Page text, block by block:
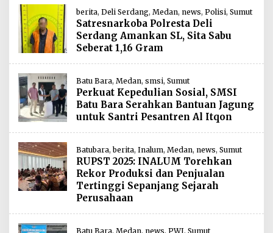
berita, Deli Serdang, Medan, news, Polisi, Sumut
Satresnarkoba Polresta Deli
Serdang Amankan SL, Sita Sabu
Seberat 1,16 Gram
Batu Bara, Medan, smsi, Sumut
Perkuat Kepedulian Sosial, SMSI
Batu Bara Serahkan Bantuan Jagung
untuk Santri Pesantren Al Itqon
Batubara,berita, Inalum, Medan, news, Sumut
RUPST 2025: INALUM Torehkan
Rekor Produksi dan Penjualan
Tertinggi Sepanjang Sejarah
Perusahaan
Batu Bara, Medan, news, PWI, Sumut